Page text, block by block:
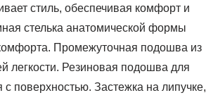
стиль, обеспечивая комфорт и
стелька анатомической формы
Промежуточная подошва из
легкости. Резиновая подошва для
с поверхностью. Застежка на липучке,